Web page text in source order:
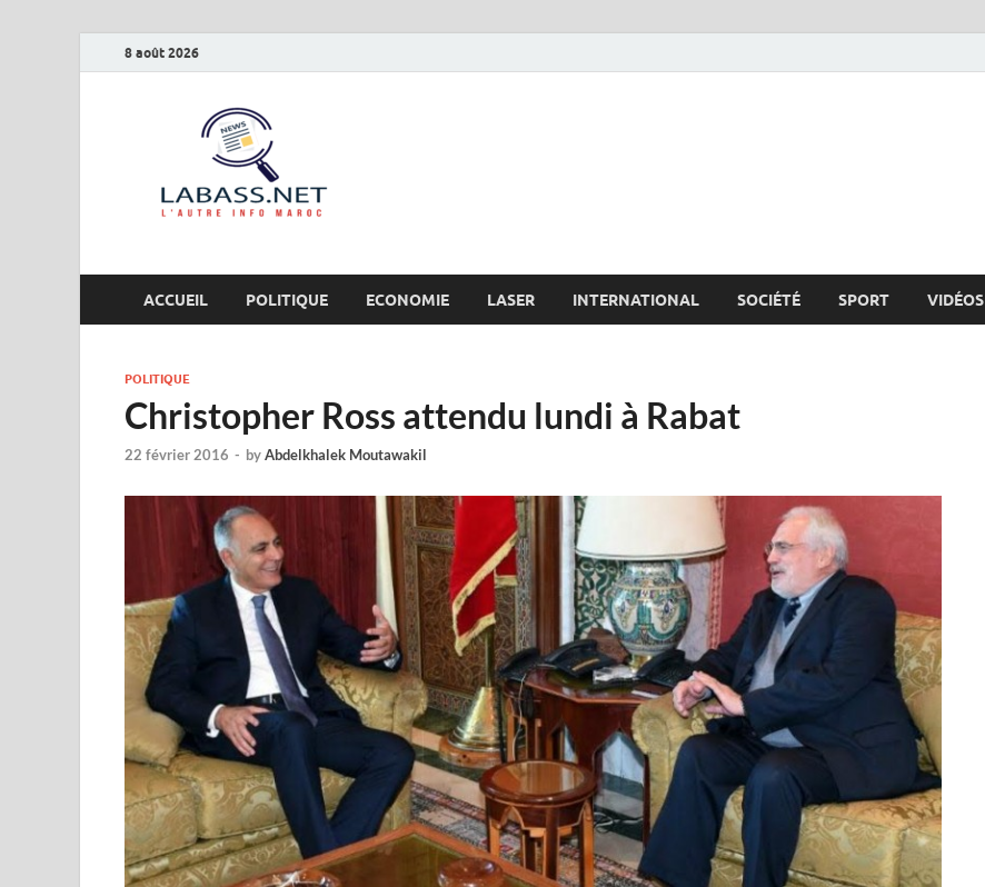
8 août 2026
ACCUEIL POLITIQUE ECONOMIE LASER INTERNATIONAL SOCIÉTÉ SPORT VIDÉOS
POLITIQUE
Christopher Ross attendu lundi à Rabat
22 février 2016 - byAbdelkhalek Moutawakil